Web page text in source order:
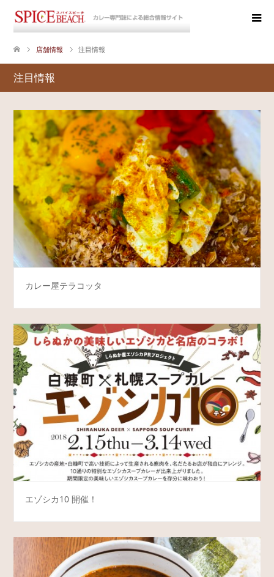
店舗情報 注目情報
注目情報
カレー屋テラコッタ
エゾシカ10 開催！